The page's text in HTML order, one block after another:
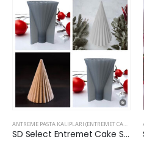
SD Select Entremet Cake Series: Pine Tree (Antreme Pasta Serisi: Çam Ağacı)